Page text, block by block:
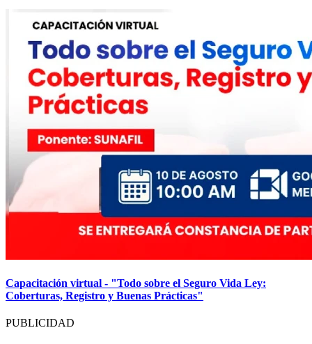
Capacitación virtual - "Todo sobre el Seguro Vida Ley:
Coberturas, Registro y Buenas Prácticas"
PUBLICIDAD